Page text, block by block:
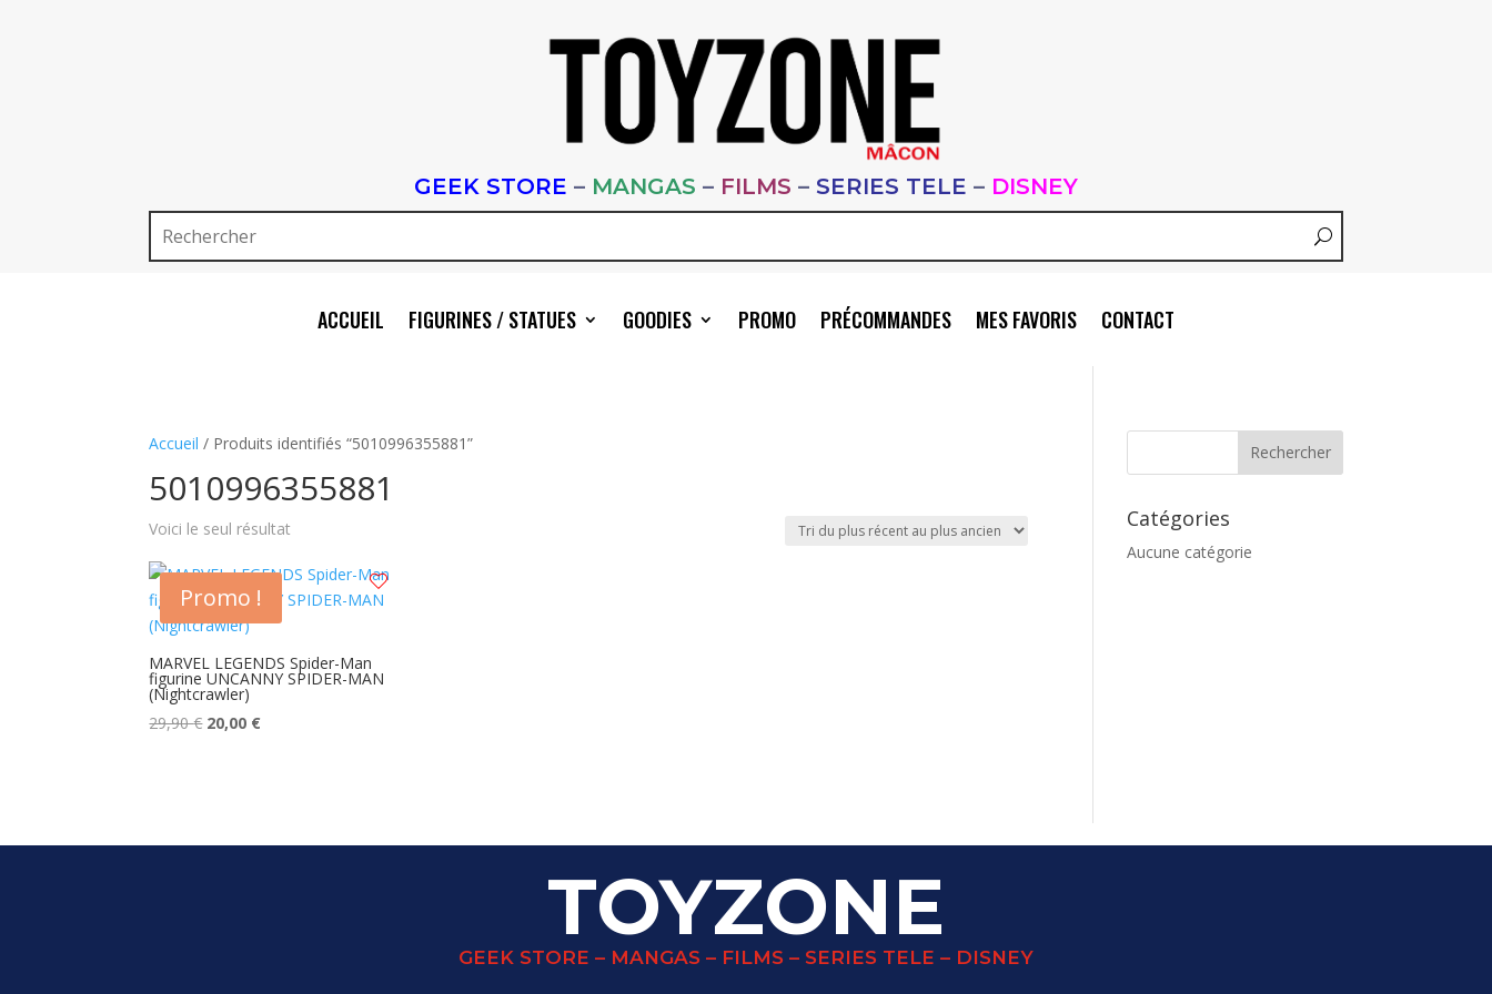
GEEK STORE – MANGAS – FILMS – SERIES TELE – DISNEY
ACCUEIL FIGURINES / STATUES GOODIES PROMO PRÉCOMMANDES MES FAVORIS CONTACT
Accueil / Produits identifiés “5010996355881”
5010996355881
Voici le seul résultat
Promo !
MARVEL LEGENDS Spider-Man
figurine UNCANNY SPIDER-MAN
(Nightcrawler)
29,90€ Le
20,00 €Le
Catégories
Aucune catégorie
TOYZONE
GEEK STORE – MANGAS – FILMS – SERIES TELE – DISNEY